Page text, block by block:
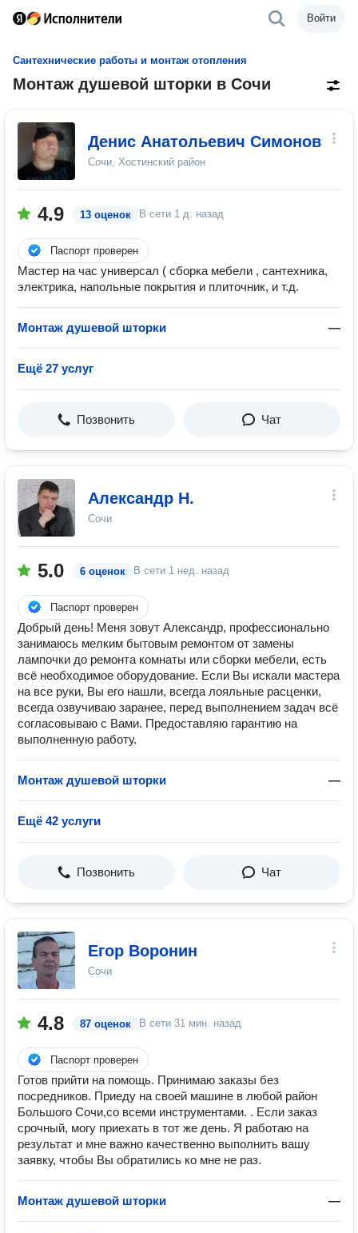
Войти
Сантехнические работы и монтаж отопления
Монтаж душевой шторки в Сочи
Денис Анатольевич Симонов
Сочи, Хостинский район
4.9 13 оценок В сети 1 д. назад
Паспорт проверен
Мастер на час универсал ( сборка мебели , сантехника,
электрика, напольные покрытия и плиточник, и т.д.
Монтаж душевой шторки —
Ещё 27 услуг
Позвонить Чат
Александр Н.
Сочи
5.0 6 оценок В сети 1 нед. назад
Паспорт проверен
Добрый день! Меня зовут Александр, профессионально
занимаюсь мелким бытовым ремонтом от замены
лампочки до ремонта комнаты или сборки мебели, есть
всё необходимое оборудование. Если Вы искали мастера
на все руки, Вы его нашли, всегда лояльные расценки,
всегда озвучиваю заранее, перед выполнением задач всё
согласовываю с Вами. Предоставляю гарантию на
выполненную работу.
Монтаж душевой шторки —
Ещё 42 услуги
Позвонить Чат
Егор Воронин
Сочи
4.8 87 оценок В сети 31 мин. назад
Паспорт проверен
Готов прийти на помощь. Принимаю заказы без
посредников. Приеду на своей машине в любой район
Большого Сочи,со всеми инструментами. . Если заказ
срочный, могу приехать в тот же день. Я работаю на
результат и мне важно качественно выполнить вашу
заявку, чтобы Вы обратились ко мне не раз.
Монтаж душевой шторки —